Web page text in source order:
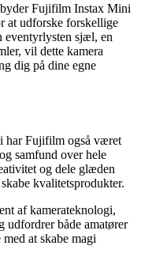
Fujifilm Instax Mini
at udforske forskellige
eventyrlysten sjæl, en
vil dette kamera
dig på dine egne
har Fujifilm også været
samfund over hele
og dele glæden
kvalitetsprodukter.
af kamerateknologi,
udfordrer både amatører
at skabe magi